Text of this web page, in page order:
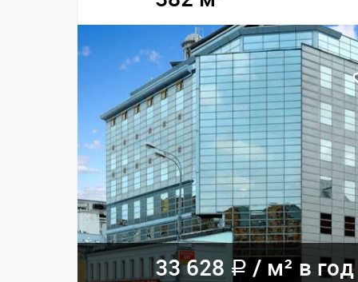
33 628 a / м² в год